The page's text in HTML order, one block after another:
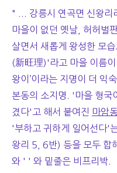
" ... 강릉시 연곡면 신왕리
마을이 없던 옛날, 허허벌
살면서 새롭게 왕성한 모
(新旺理)'라고 마을 이름
왕이’이라는 지명이 더 익
본동의 소지명. '마을 형
겼다'고 해서 붙여진 마암
'부하고 귀하게 일어선다'
왕리 5, 6반) 등을 모두 합
와 ' ' 와 밑줄은 비프리박.